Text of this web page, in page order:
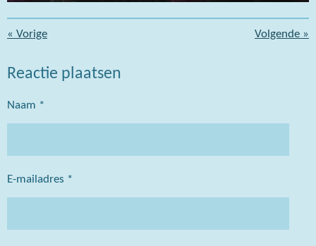
« Vorige Volgende »
Reactie plaatsen
Naam *
E-mailadres *